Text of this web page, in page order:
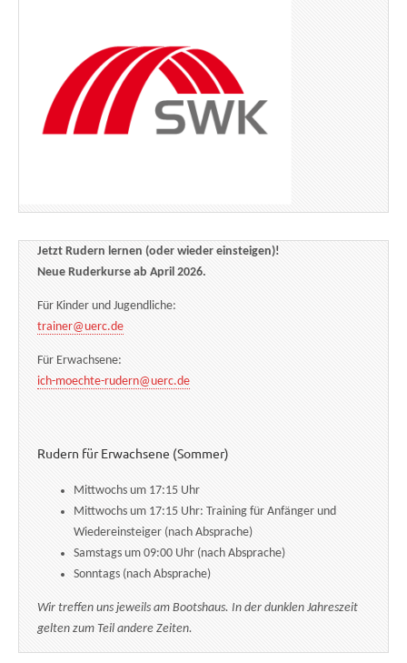
Jetzt Rudern lernen (oder wieder einsteigen)!
Neue Ruderkurse ab April 2026.
Für Kinder und Jugendliche:
trainer@uerc.de
Für Erwachsene:
ich-moechte-rudern@uerc.de
Rudern für Erwachsene (Sommer)
Mittwochs um 17:15 Uhr
Mittwochs um 17:15 Uhr: Training für Anfänger und
Wiedereinsteiger (nach Absprache)
Samstags um 09:00 Uhr (nach Absprache)
Sonntags (nach Absprache)
Wir treffen uns jeweils am Bootshaus. In der dunklen Jahreszeit
gelten zum Teil andere Zeiten.